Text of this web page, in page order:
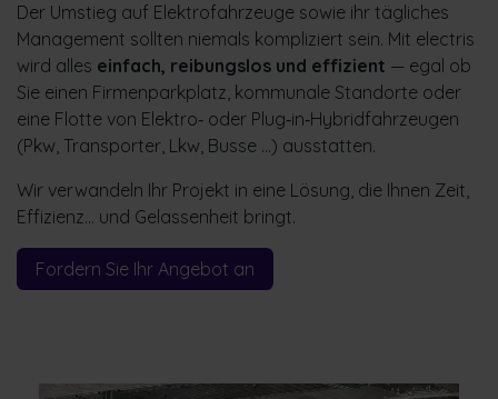
Der Umstieg auf Elektrofahrzeuge sowie ihr tägliches
Management sollten niemals kompliziert sein. Mit electris
wird alles einfach, reibungslos und effizient — egal ob
Sie einen Firmenparkplatz, kommunale Standorte oder
eine Flotte von Elektro‑ oder Plug‑in‑Hybridfahrzeugen
(Pkw, Transporter, Lkw, Busse …) ausstatten.
Wir verwandeln Ihr Projekt in eine Lösung, die Ihnen Zeit,
Effizienz… und Gelassenheit bringt.
Fordern Sie Ihr Angebot an